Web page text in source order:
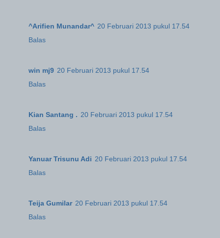
^Arifien Munandar^ 20 Februari 2013 pukul 17.54
Balas
win mj9 20 Februari 2013 pukul 17.54
Balas
Kian Santang . 20 Februari 2013 pukul 17.54
Balas
Yanuar Trisunu Adi 20 Februari 2013 pukul 17.54
Balas
Teija Gumilar 20 Februari 2013 pukul 17.54
Balas